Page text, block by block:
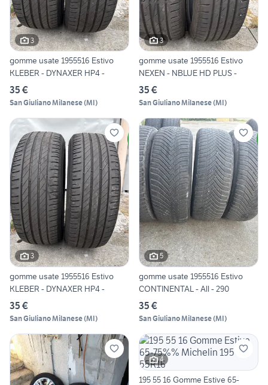
3
gomme usate 1955516 Estivo
KLEBER - DYNAXER HP4 -
35 €
San Giuliano Milanese(MI)
3
gomme usate 1955516 Estivo
NEXEN - NBLUE HD PLUS -
35 €
San Giuliano Milanese(MI)
3
gomme usate 1955516 Estivo
KLEBER - DYNAXER HP4 -
35 €
San Giuliano Milanese(MI)
5
gomme usate 1955516 Estivo
CONTINENTAL - All - 290
35 €
San Giuliano Milanese(MI)
4
195 55 16 Gomme Estive 65-